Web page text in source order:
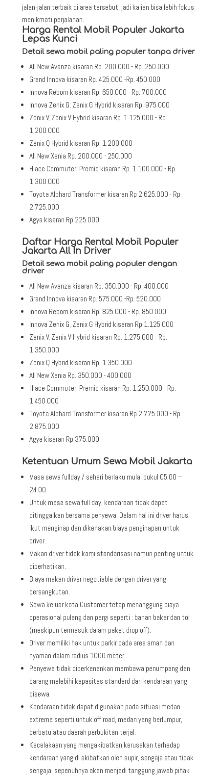
jalan-jalan terbaik di area tersebut, jadi kalian bisa lebih fokus
menikmati perjalanan.
Harga Rental Mobil Populer Jakarta
Lepas Kunci
Detail sewa mobil paling populer tanpa driver
All New Avanza kisaran Rp. 200.000 - Rp. 250.000
Grand Innova kisaran Rp. 425.000 -Rp. 450.000
Innova Reborn kisaran Rp. 650.000 - Rp. 700.000
Innova Zenix G, Zenix G Hybrid kisaran Rp. 975.000
Zenix V, Zenix V Hybrid kisaran Rp. 1.125.000 - Rp.
1.200.000
Zenix Q Hybrid kisaran Rp. 1.200.000
All New Xenia Rp. 200.000 - 250.000
Hiace Commuter, Premio kisaran Rp. 1.100.000 - Rp.
1.300.000
Toyota Alphard Transformer kisaran Rp 2.625.000 - Rp
2.725.000
Agya kisaran Rp 225.000
Daftar Harga Rental Mobil Populer
Jakarta All In Driver
Detail sewa mobil paling populer dengan
driver
All New Avanza kisaran Rp. 350.000 - Rp. 400.000
Grand Innova kisaran Rp. 575.000 -Rp. 520.000
Innova Reborn kisaran Rp. 825.000 - Rp. 850.000
Innova Zenix G, Zenix G Hybrid kisaran Rp.1.125.000
Zenix V, Zenix V Hybrid kisaran Rp. 1.275.000 - Rp.
1.350.000
Zenix Q Hybrid kisaran Rp. 1.350.000
All New Xenia Rp. 350.000 - 400.000
Hiace Commuter, Premio kisaran Rp. 1.250.000 - Rp.
1.450.000
Toyota Alphard Transformer kisaran Rp 2.775.000 - Rp
2.875.000
Agya kisaran Rp 375.000
Ketentuan Umum Sewa Mobil Jakarta
Masa sewa fullday / sehari berlaku mulai pukul 05.00 –
24.00.
Untuk masa sewa full day, kendaraan tidak dapat
ditinggalkan bersama penyewa. Dalam hal ini driver harus
ikut menginap dan dikenakan biaya penginapan untuk
driver.
Makan driver tidak kami standarisasi namun penting untuk
diperhatikan.
Biaya makan driver negotiable dengan driver yang
bersangkutan.
Sewa keluar kota Customer tetap menanggung biaya
operasional pulang dan pergi seperti : bahan bakar dan tol
(meskipun termasuk dalam paket drop off).
Driver memiliki hak untuk parkir pada area aman dan
nyaman dalam radius 1000 meter.
Penyewa tidak diperkenankan membawa penumpang dan
barang melebihi kapasitas standard dari kendaraan yang
disewa.
Kendaraan tidak dapat digunakan pada situasi medan
extreme seperti untuk off road, medan yang berlumpur,
berbatu atau daerah perbukitan terjal.
Kecelakaan yang mengakibatkan kerusakan terhadap
kendaraan yang di akibatkan oleh supir, sengaja atau tidak
sengaja, sepenuhnya akan menjadi tanggung jawab pihak